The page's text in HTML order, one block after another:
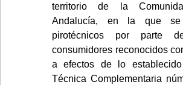
territorio de la
Andalucía, en la que se
pirotécnicos por parte
consumidores reconocidos
a efectos de lo
Técnica Complementaria